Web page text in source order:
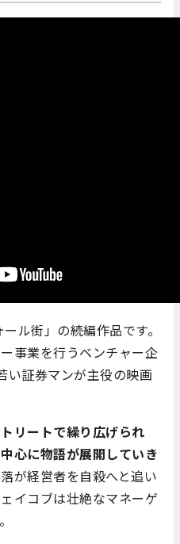
ル街」の続編作品です。
事業を行うベンチャー企
い証券マンが主役の映画
リートで繰り広げられ
心に物語が展開していき
が経営者を自殺へと追い
イコブは壮絶なマネーゲ